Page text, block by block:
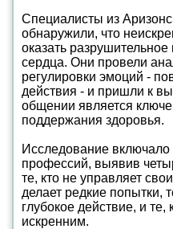
Специалисты из
обнаружили, что
оказать
сердца. Они провели
регулировки эмоций -
действия - и пришли к
общении является
поддержания здоровья.
Исследование включало
профессий, выявив
те, кто не управляет
делает редкие попытки,
глубокое действие, и те,
искренним.